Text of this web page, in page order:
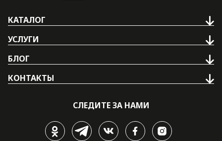
КАТАЛОГ
УСЛУГИ
БЛОГ
КОНТАКТЫ
СЛЕДИТЕ ЗА НАМИ